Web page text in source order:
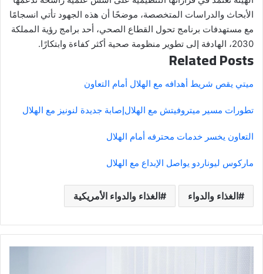
الأبحاث والدراسات المتخصصة، موضحًا أن هذه الجهود تأتي انسجامًا
مع مستهدفات برنامج تحول القطاع الصحي، أحد برامج رؤية المملكة
2030، الهادفة إلى تطوير منظومة صحية أكثر كفاءة وابتكارًا.
Related Posts
ميتي يقص شريط أهدافه مع الهلال أمام التعاون
تطورات مسير ميتروفيتش مع الهلالإصابة جديدة لنونيز مع الهلال
التعاون يخسر خدمات محترفه أمام الهلال
ماركوس ليوناردو يواصل الإبداع مع الهلال
الغذاء والدواء الغذاء والدواء الأمريكية